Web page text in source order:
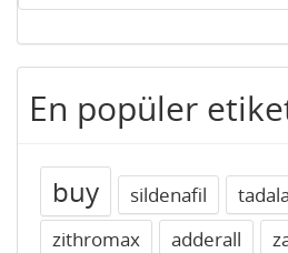
En popüler
buy sildenafil
zithromax
adderall